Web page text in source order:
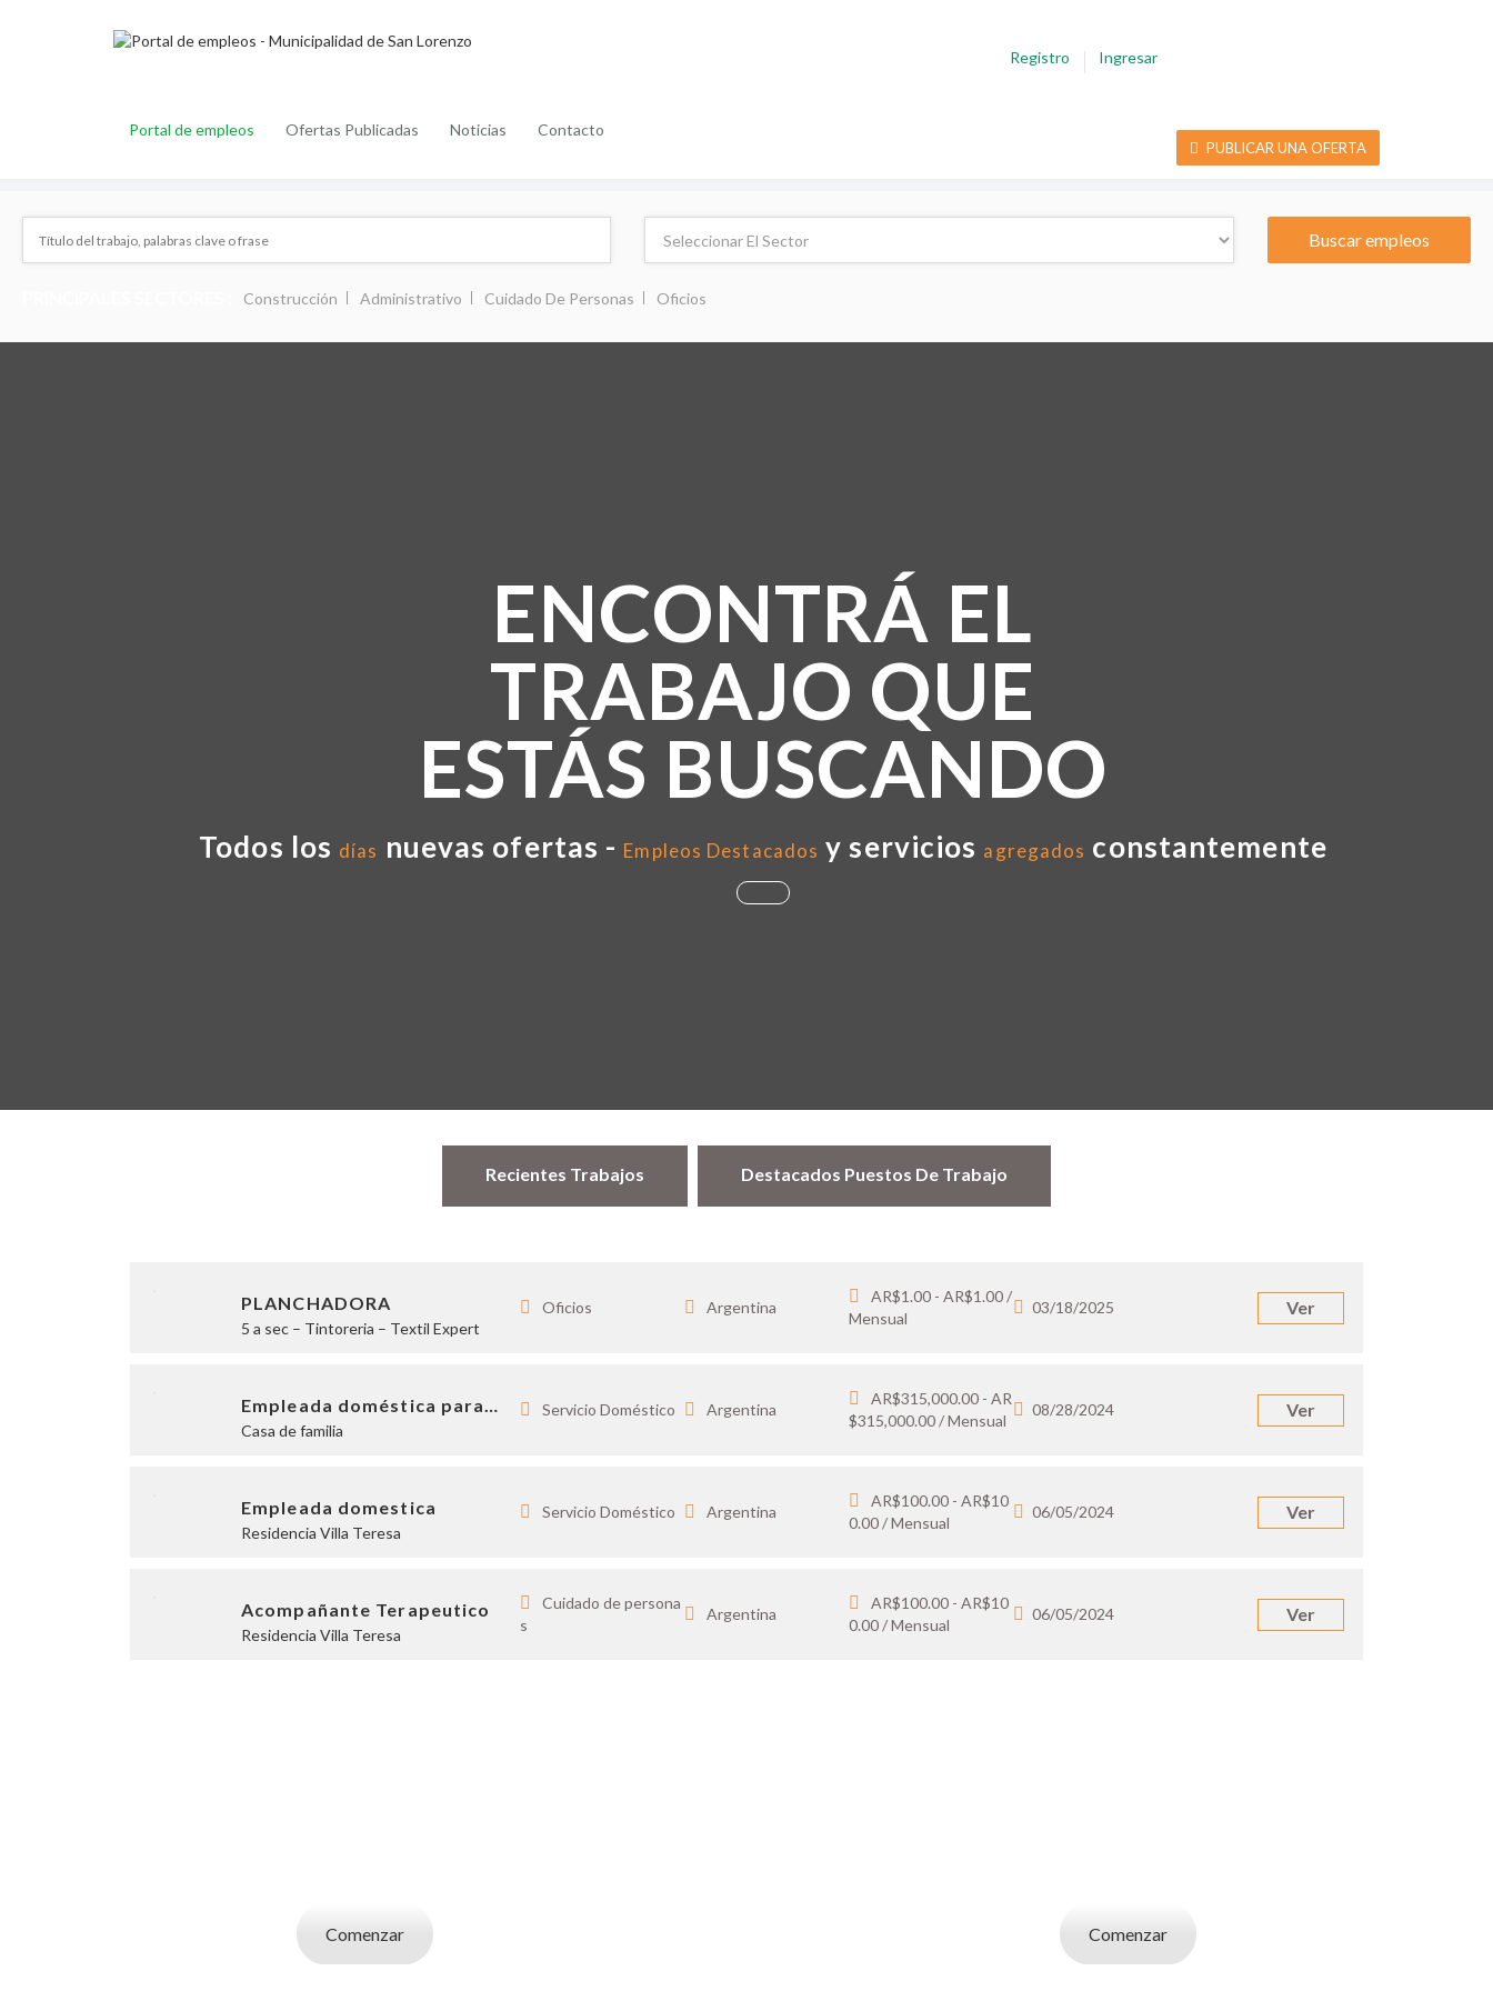
Portal de empleos Ofertas Publicadas Noticias Contacto
Registro Ingresar
PUBLICAR UNA OFERTA
Construcción Administrativo Cuidado De Personas Oficios
ENCONTRÁ EL
TRABAJO QUE
ESTÁS BUSCANDO
Todos los días nuevas ofertas - Empleos Destacados y servicios agregados constantemente
Recientes Trabajos Destacados Puestos De Trabajo
PLANCHADORA
5 a sec – Tintoreria – Textil Expert
Oficios Argentina
AR$1.00 - AR$1.00 /
Mensual
03/18/2025 Ver
Empleada doméstica para…
Casa de familia
Servicio Doméstico Argentina
AR$315,000.00 - AR
$315,000.00 / Mensual
08/28/2024 Ver
Empleada domestica
Residencia Villa Teresa
Servicio Doméstico Argentina
AR$100.00 - AR$10
0.00 / Mensual
06/05/2024 Ver
Acompañante Terapeutico
Residencia Villa Teresa
Cuidado de persona
s
Argentina
AR$100.00 - AR$10
0.00 / Mensual
06/05/2024 Ver
Comenzar Comenzar